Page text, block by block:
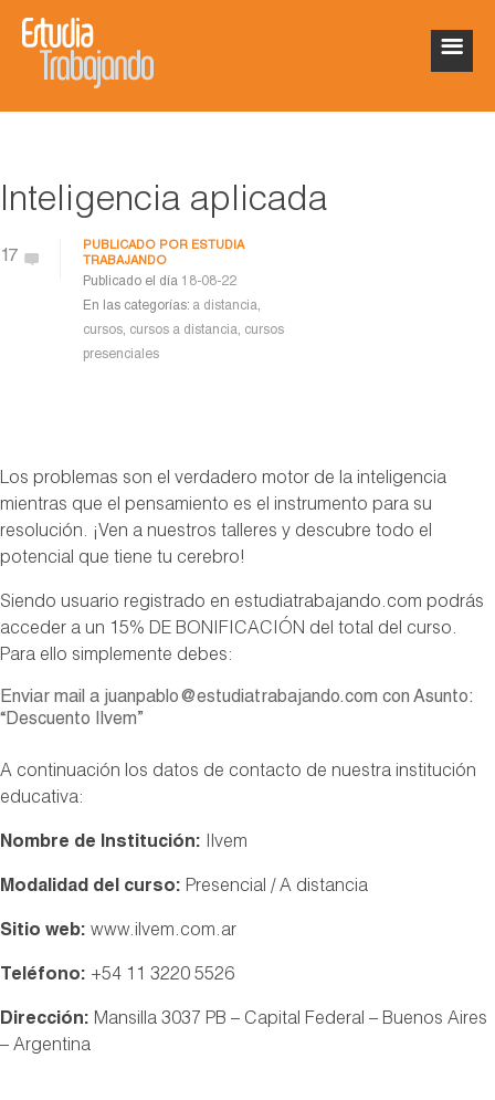
Inteligencia aplicada
17
PUBLICADO POR ESTUDIA
TRABAJANDO
Publicado el día 18-08-22
En las categorías: a distancia,
cursos, cursos a distancia, cursos
presenciales
Los problemas son el verdadero motor de la inteligencia
mientras que el pensamiento es el instrumento para su
resolución. ¡Ven a nuestros talleres y descubre todo el
potencial que tiene tu cerebro!
Siendo usuario registrado en estudiatrabajando.com podrás
acceder a un 15% DE BONIFICACIÓN del total del curso.
Para ello simplemente debes:
Enviar mail a juanpablo@estudiatrabajando.com con Asunto:
“Descuento Ilvem”
A continuación los datos de contacto de nuestra institución
educativa:
Nombre de Institución: Ilvem
Modalidad del curso: Presencial / A distancia
Sitio web: www.ilvem.com.ar
Teléfono: +54 11 3220 5526
Dirección: Mansilla 3037 PB – Capital Federal – Buenos Aires
– Argentina